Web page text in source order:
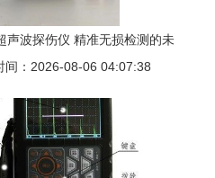
声波探伤仪 精准无损检测的未
来领导者
间：2026-08-06 04:07:38